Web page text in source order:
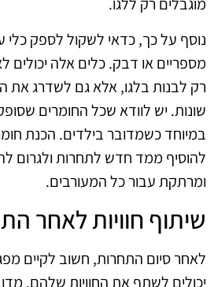
מוגבלים רק ללגו.
נוסף על כך, כדאי לשקול לספק כלי
מספריים או דבק. כלים אלה
רק לבנות בלגו, אלא גם לשדרג את
שונות. יש לוודא שכל החומרים
במיוחד כשמדובר בילדים. הכנת
להוסיף ממד חדש לתחרות ולגרום
ומרתקת עבור כל המעורבים.
שיתוף חוויות לאחר
לאחר סיום התחרות, חשוב לקיים
יכולים לשתף את החוויות שלהם.